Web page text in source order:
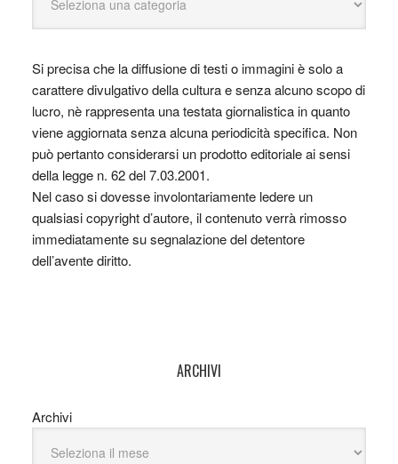
Si precisa che la diffusione di testi o immagini è solo a
carattere divulgativo della cultura e senza alcuno scopo di
lucro, nè rappresenta una testata giornalistica in quanto
viene aggiornata senza alcuna periodicità specifica. Non
può pertanto considerarsi un prodotto editoriale ai sensi
della legge n. 62 del 7.03.2001.
Nel caso si dovesse involontariamente ledere un
qualsiasi copyright d’autore, il contenuto verrà rimosso
immediatamente su segnalazione del detentore
dell’avente diritto.
ARCHIVI
Archivi